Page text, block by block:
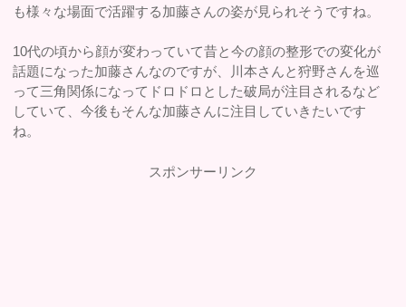
も様々な場面で活躍する加藤さんの姿が見られそうですね。
10代の頃から顔が変わっていて昔と今の顔の整形での変化が
話題になった加藤さんなのですが、川本さんと狩野さんを巡
って三角関係になってドロドロとした破局が注目されるなど
していて、今後もそんな加藤さんに注目していきたいです
ね。
スポンサーリンク